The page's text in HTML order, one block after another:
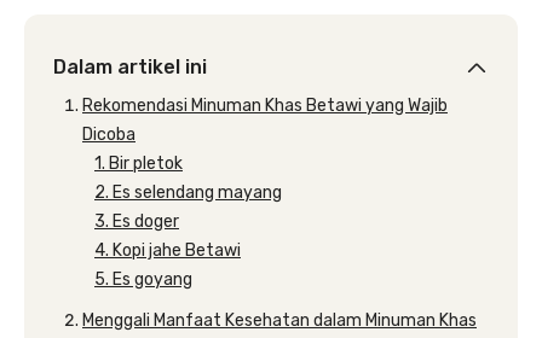
Dalam artikel ini
Rekomendasi Minuman Khas Betawi yang Wajib
Dicoba
1. Bir pletok
2. Es selendang mayang
3. Es doger
4. Kopi jahe Betawi
5. Es goyang
Menggali Manfaat Kesehatan dalam Minuman Khas